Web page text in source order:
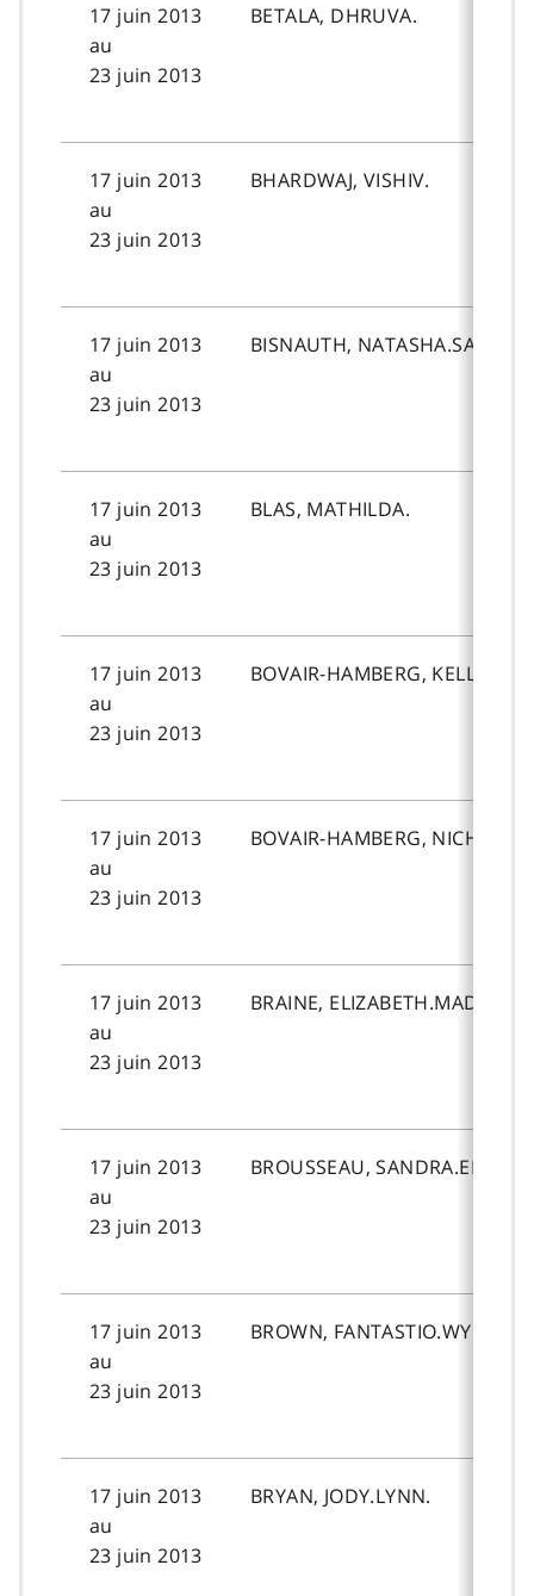
17 juin 2013
au
23 juin 2013
BETALA, DHRUVA.
17 juin 2013
au
23 juin 2013
BHARDWAJ, VISHIV.
17 juin 2013
au
23 juin 2013
BISNAUTH,
17 juin 2013
au
23 juin 2013
BLAS, MATHILDA.
17 juin 2013
au
23 juin 2013
BOVAIR-HAMBERG,
17 juin 2013
au
23 juin 2013
BOVAIR-HAMBERG,
17 juin 2013
au
23 juin 2013
BRAINE,
17 juin 2013
au
23 juin 2013
BROUSSEAU,
17 juin 2013
au
23 juin 2013
BROWN,
17 juin 2013
au
23 juin 2013
BRYAN, JODY.LYNN.